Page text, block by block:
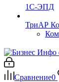
1С-ЭПД
ТриАР
Сравнение0